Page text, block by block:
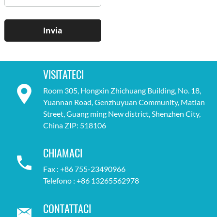
VISITATECI
Room 305, Hongxin Zhichuang Building, No. 18,
Yuannan Road, Genzhuyuan Community, Matian
Street, Guang ming New district, Shenzhen City,
China ZIP: 518106
CHIAMACI
Fax : +86 755-23490966
Telefono : +86 13265562978
CONTATTACI